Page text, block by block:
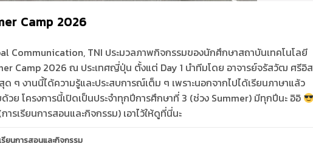
Camp 2026
Communication, TNI ประมวลภาพกิจกรรมของนักศึกษาสถาบันเทคโนโลยี
Camp 2026 ณ ประเทศญี่ปุ่น ตั้งแต่ Day 1 นำทีมโดย อาจารย์จรัสวัฒ ศรีอิส
ๆ งานนี้ได้ความรู้และประสบการณ์เต็ม ๆ เพราะนอกจากไปได้เรียนภาษาแล้ว
ย โครงการนี้เปิดเป็นประจำทุกปีการศึกษาที่ 3 (ช่วง Summer) มีทุกปีนะ อิอิ
รเรียนการสอนและกิจกรรม) เอาไว้ให้ดูที่นี่นะ
รียนการสอนและกิจกรรม